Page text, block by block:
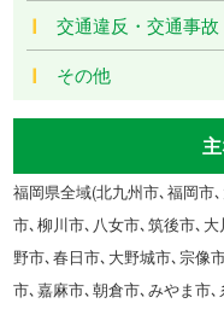
交通違反・交通事故
その他
福岡県全域(北九州市､福岡市
市､柳川市､八女市､筑後市､
野市､春日市､大野城市､宗像
市､嘉麻市､朝倉市､みやま市